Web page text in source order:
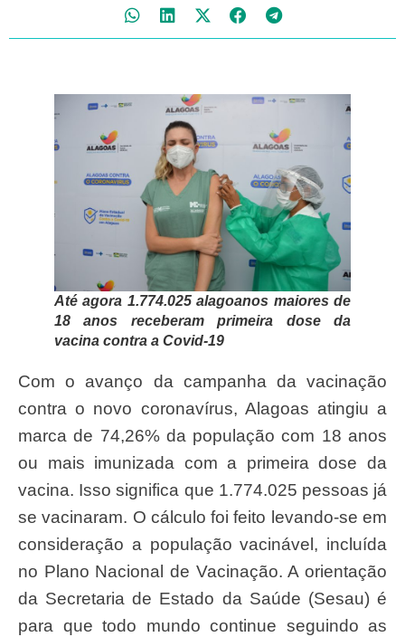
Até agora 1.774.025 alagoanos maiores de
18 anos receberam primeira dose da
vacina contra a Covid-19
Com o avanço da campanha da vacinação
contra o novo coronavírus, Alagoas atingiu a
marca de 74,26% da população com 18 anos
ou mais imunizada com a primeira dose da
vacina. Isso significa que 1.774.025 pessoas já
se vacinaram. O cálculo foi feito levando-se em
consideração a população vacinável, incluída
no Plano Nacional de Vacinação. A orientação
da Secretaria de Estado da Saúde (Sesau) é
para que todo mundo continue seguindo as